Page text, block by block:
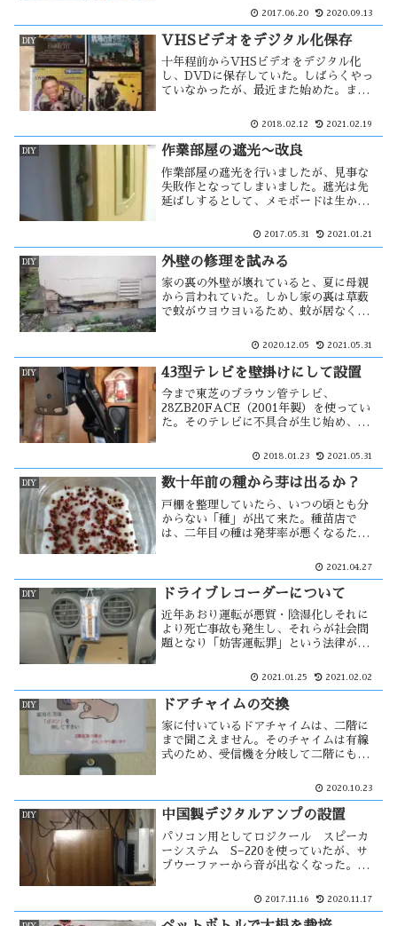
事にした。ただ、素人の自分が安易に出
を探した。そして・・・
2017.06.20 2020.09.13
DIY VHSビデオをデジタル化保存
十年程前からVHSビデオをデジタル化
し、DVDに保存していた。しばらくやっ
ていなかったが、最近また始めた。まだ
数十本。ビデオのダビングは著作権法違
のない物はどうなのだろう？
2018.02.12 2021.02.19
DIY 作業部屋の遮光〜改良
作業部屋の遮光を行いましたが、見事な
失敗作となってしまいました。遮光は先
延ばしするとして、メモボードは生かそ
た！とても簡単な方法で改善する方法を
2017.05.31 2021.01.21
DIY 外壁の修理を試みる
家の裏の外壁が壊れていると、夏に母親
から言われていた。しかし家の裏は草薮
で蚊がウヨウヨいるため、蚊が居なくな
た。それを思い出し見に行って見ると、
れ以上進まない様に外壁の修理を試み
2020.12.05 2021.05.31
DIY 43型テレビを壁掛けにして設置
今まで東芝のブラウン管テレビ、
28ZB20FACE（2001年製）を使ってい
た。そのテレビに不具合が生じ始め、新
狭い部屋であるため置き場所に苦慮した
壁掛けスタイルで設置してみた。
2018.01.23 2021.05.31
DIY 数十年前の種から芽は出るか？
戸棚を整理していたら、いつの頃とも分
からない「種」が出て来た。種苗店で
は、二年目の種は発芽率が悪くなるため
す。それが本当か、年数の経った種から
に、早く成果のみえるかいわれ大根か
2021.04.27
DIY ドライブレコーダーについて
近年あおり運転が悪質・陰湿化しそれに
より死亡事故も発生し、それらが社会問
題となり「妨害運転罪」という法律が創
運転の自衛策としてドライブレコーダー
前に装着したが、一種別の方法で・・
2021.01.25 2021.02.02
DIY ドアチャイムの交換
家に付いているドアチャイムは、二階に
まで聞こえません。そのチャイムは有線
式のため、受信機を分岐して二階にも付
レスドアチャイムの存在を知った。それ
るが、捨てられないのは貧乏性？
2020.10.23
DIY 中国製デジタルアンプの設置
パソコン用としてロジクール スピーカ
ーシステム S−220を使っていたが、サ
ブウーファーから音が出なくなった。そ
ぶん安く流通し評判も良い様に思った。
AV100の物を流用し調整してみる。
2017.11.16 2020.11.17